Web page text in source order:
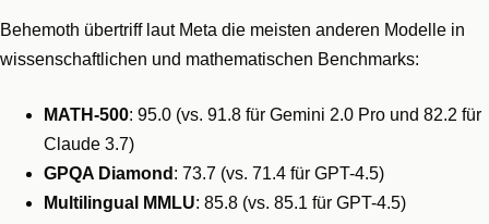
Behemoth übertriff laut Meta die meisten anderen Modelle in
wissenschaftlichen und mathematischen Benchmarks:
MATH-500: 95.0 (vs. 91.8 für Gemini 2.0 Pro und 82.2 für
Claude 3.7)
GPQA Diamond : 73.7 (vs. 71.4 für GPT-4.5)
Multilingual MMLU: 85.8 (vs. 85.1 für GPT-4.5)